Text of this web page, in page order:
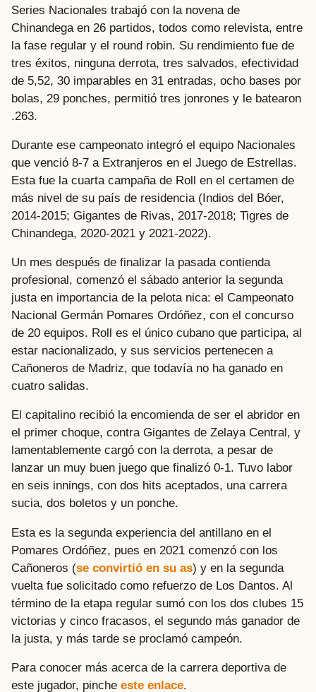
Series Nacionales trabajó con la novena de
Chinandega en 26 partidos, todos como relevista, entre
la fase regular y el round robin. Su rendimiento fue de
tres éxitos, ninguna derrota, tres salvados, efectividad
de 5,52, 30 imparables en 31 entradas, ocho bases por
bolas, 29 ponches, permitió tres jonrones y le batearon
.263.
Durante ese campeonato integró el equipo Nacionales
que venció 8-7 a Extranjeros en el Juego de Estrellas.
Esta fue la cuarta campaña de Roll en el certamen de
más nivel de su país de residencia (Indios del Bóer,
2014-2015; Gigantes de Rivas, 2017-2018; Tigres de
Chinandega, 2020-2021 y 2021-2022).
Un mes después de finalizar la pasada contienda
profesional, comenzó el sábado anterior la segunda
justa en importancia de la pelota nica: el Campeonato
Nacional Germán Pomares Ordóñez, con el concurso
de 20 equipos. Roll es el único cubano que participa, al
estar nacionalizado, y sus servicios pertenecen a
Cañoneros de Madriz, que todavía no ha ganado en
cuatro salidas.
El capitalino recibió la encomienda de ser el abridor en
el primer choque, contra Gigantes de Zelaya Central, y
lamentablemente cargó con la derrota, a pesar de
lanzar un muy buen juego que finalizó 0-1. Tuvo labor
en seis innings, con dos hits aceptados, una carrera
sucia, dos boletos y un ponche.
Esta es la segunda experiencia del antillano en el
Pomares Ordóñez, pues en 2021 comenzó con los
Cañoneros (se convirtió en su as) y en la segunda
vuelta fue solicitado como refuerzo de Los Dantos. Al
término de la etapa regular sumó con los dos clubes 15
victorias y cinco fracasos, el segundo más ganador de
la justa, y más tarde se proclamó campeón.
Para conocer más acerca de la carrera deportiva de
este jugador, pinche este enlace.